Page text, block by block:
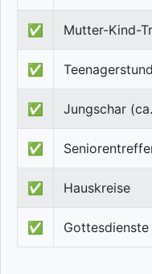
✅ Mutter-Kind-
✅
✅ Jungschar
✅
✅ Hauskreise
✅ Gottesdienste